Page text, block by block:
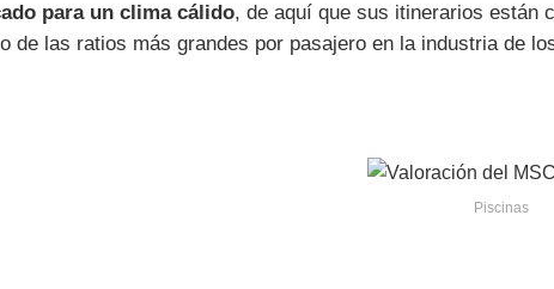
para un clima cálido, de aquí que sus itinerarios están
de las ratios más grandes por pasajero en la industria de
Piscinas